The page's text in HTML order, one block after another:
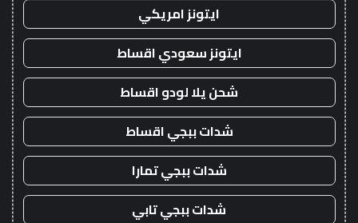
ايتونز امريكي
ايتونز سعودي اقساط
شحن يلا لودو اقساط
شدات ببجي اقساط
شدات ببجي تمارا
شدات ببجي تابي